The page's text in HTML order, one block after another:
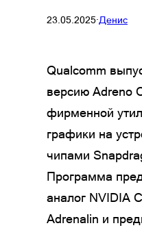
23.05.2025·Денис
Qualcomm
версию Adreno
фирменной
графики на
чипами
Программа
аналог NVIDIA
Adrenalin и